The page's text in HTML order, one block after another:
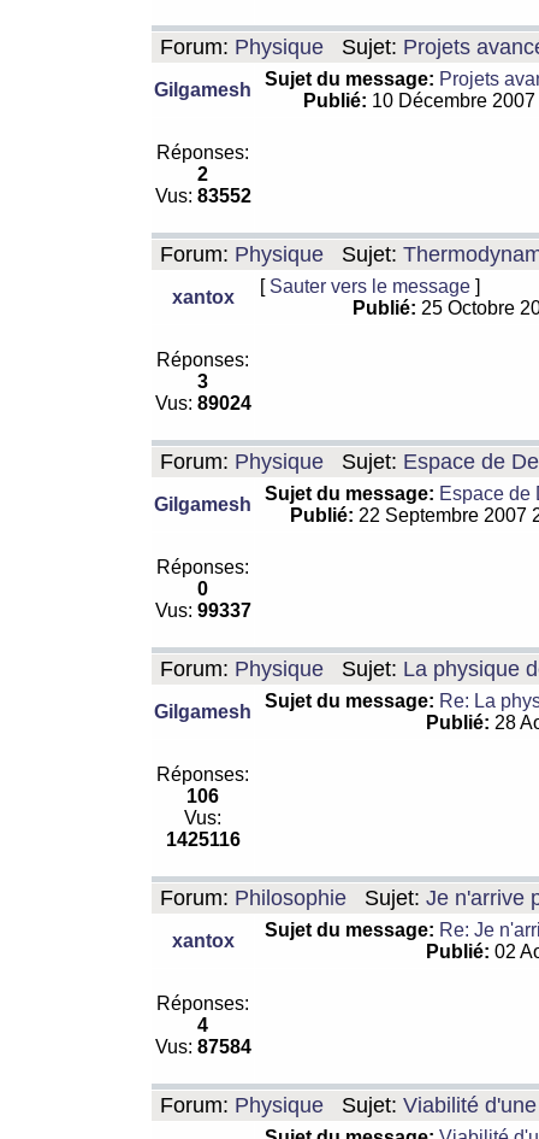
Forum: Physique Sujet: Projets
Gilgamesh
Sujet du message: Projets
Publié: 10 Décembre
Réponses:
2
Vus: 83552
Forum: Physique Sujet:
xantox
[ Sauter vers le message ]
Publié: 25 Octobre
Réponses:
3
Vus: 89024
Forum: Physique Sujet: Espace de
Gilgamesh
Sujet du message: Espace de
Publié: 22 Septembre 2007
Réponses:
0
Vus: 99337
Forum: Physique Sujet: La physique
Gilgamesh
Sujet du message: Re: La
Publié: 28
Réponses:
106
Vus:
1425116
Forum: Philosophie Sujet: Je n'arrive
xantox
Sujet du message: Re: Je
Publié: 02
Réponses:
4
Vus: 87584
Forum: Physique Sujet: Viabilité